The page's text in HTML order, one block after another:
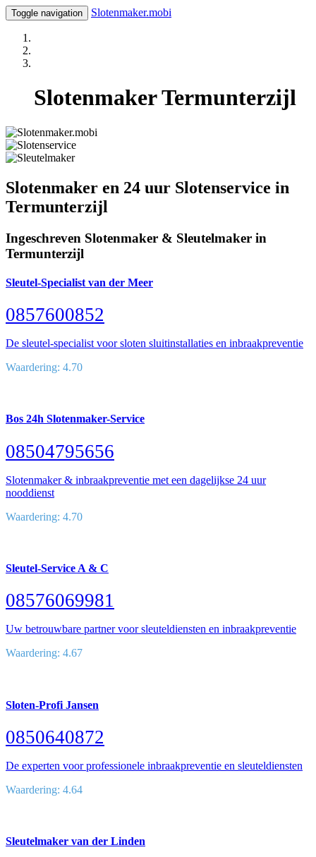
Toggle navigation Slotenmaker.mobi
Slotenmaker Termunterzijl
Slotenmaker en 24 uur Slotenservice in
Termunterzijl
Ingeschreven Slotenmaker & Sleutelmaker in
Termunterzijl
Sleutel-Specialist van der Meer
0857600852
De sleutel-specialist voor sloten sluitinstallaties en inbraakpreventie
Waardering: 4.70
Bos 24h Slotenmaker-Service
08504795656
Slotenmaker & inbraakpreventie met een dagelijkse 24 uur
nooddienst
Waardering: 4.70
Sleutel-Service A & C
08576069981
Uw betrouwbare partner voor sleuteldiensten en inbraakpreventie
Waardering: 4.67
Sloten-Profi Jansen
0850640872
De experten voor professionele inbraakpreventie en sleuteldiensten
Waardering: 4.64
Sleutelmaker van der Linden